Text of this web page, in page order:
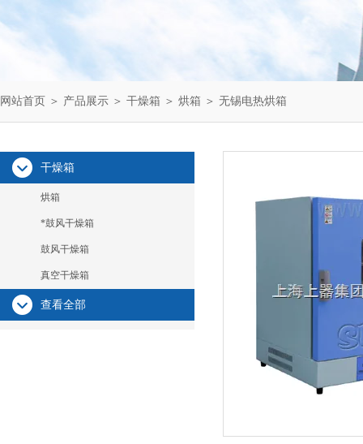
网站首页 ＞ 产品展示 ＞ 干燥箱 ＞ 烘箱 ＞ 无锡电热烘箱
干燥箱
烘箱
*鼓风干燥箱
鼓风干燥箱
真空干燥箱
查看全部